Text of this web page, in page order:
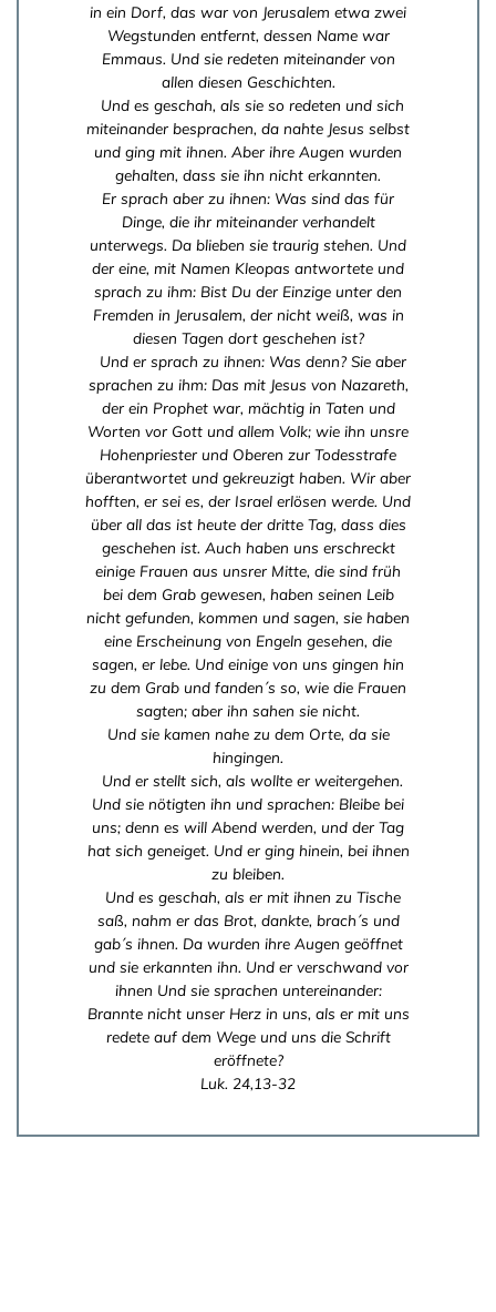
in ein Dorf, das war von Jerusalem etwa zwei
Wegstunden entfernt, dessen Name war
Emmaus. Und sie redeten miteinander von
allen diesen Geschichten.
Und es geschah, als sie so redeten und sich
miteinander besprachen, da nahte Jesus selbst
und ging mit ihnen. Aber ihre Augen wurden
gehalten, dass sie ihn nicht erkannten.
Er sprach aber zu ihnen: Was sind das für
Dinge, die ihr miteinander verhandelt
unterwegs. Da blieben sie traurig stehen. Und
der eine, mit Namen Kleopas antwortete und
sprach zu ihm: Bist Du der Einzige unter den
Fremden in Jerusalem, der nicht weiß, was in
diesen Tagen dort geschehen ist?
Und er sprach zu ihnen: Was denn? Sie aber
sprachen zu ihm: Das mit Jesus von Nazareth,
der ein Prophet war, mächtig in Taten und
Worten vor Gott und allem Volk; wie ihn unsre
Hohenpriester und Oberen zur Todesstrafe
überantwortet und gekreuzigt haben. Wir aber
hofften, er sei es, der Israel erlösen werde. Und
über all das ist heute der dritte Tag, dass dies
geschehen ist. Auch haben uns erschreckt
einige Frauen aus unsrer Mitte, die sind früh
bei dem Grab gewesen, haben seinen Leib
nicht gefunden, kommen und sagen, sie haben
eine Erscheinung von Engeln gesehen, die
sagen, er lebe. Und einige von uns gingen hin
zu dem Grab und fanden´s so, wie die Frauen
sagten; aber ihn sahen sie nicht.
Und sie kamen nahe zu dem Orte, da sie
hingingen.
Und er stellt sich, als wollte er weitergehen.
Und sie nötigten ihn und sprachen: Bleibe bei
uns; denn es will Abend werden, und der Tag
hat sich geneiget. Und er ging hinein, bei ihnen
zu bleiben.
Und es geschah, als er mit ihnen zu Tische
saß, nahm er das Brot, dankte, brach´s und
gab´s ihnen. Da wurden ihre Augen geöffnet
und sie erkannten ihn. Und er verschwand vor
ihnen Und sie sprachen untereinander:
Brannte nicht unser Herz in uns, als er mit uns
redete auf dem Wege und uns die Schrift
eröffnete?
Luk. 24,13-32